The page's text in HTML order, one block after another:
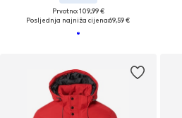
Prvotno: 109,99 €
Posljednja najniža cijena:69,59 €